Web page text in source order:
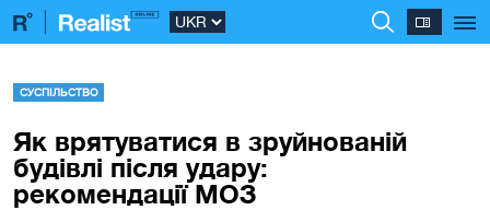
СУСПІЛЬСТВО
Як врятуватися в зруйнованій
будівлі після удару:
рекомендації МОЗ